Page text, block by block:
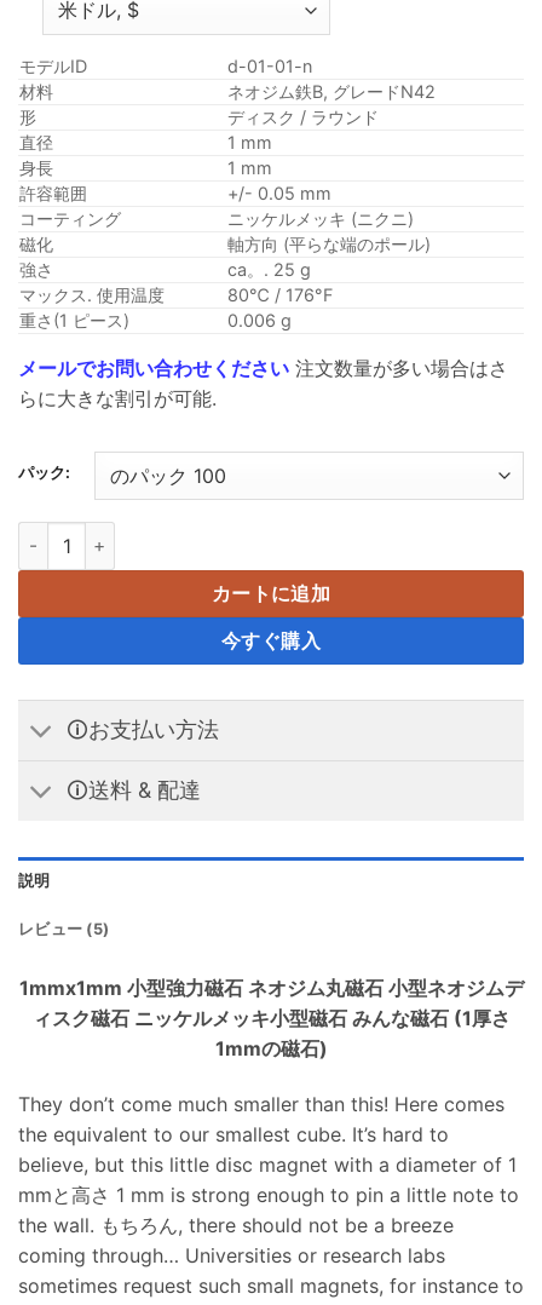
$3.79
を
通
し
て
$15.99
モデルID
d-01-01-n
材料
ネオジム鉄B, グレードN42
形
ディスク / ラウンド
直径
1 mm
身長
1 mm
許容範囲
+/- 0.05 mm
コーティング
ニッケルメッキ (ニクニ)
磁化
軸方向 (平らな端のポール)
強さ
ca。. 25 g
マックス. 使用温度
80℃ / 176°F
重さ(1 ピース)
0.006 g
メールでお問い合わせください 注文数量が多い場合はさ
らに大きな割引が可能.
パック:
1ミリメートル × 1 ミリメートルネオジムディスク磁石ミニ N42
カートに追加
今すぐ購入
🛈お支払い方法
🛈送料 & 配達
説明
レビュー (5)
1mmx1mm 小型強力磁石 ネオジム丸磁石 小型ネオジムデ
ィスク磁石 ニッケルメッキ小型磁石 みんな磁石 (1厚さ
1mmの磁石)
They don’t come much smaller than this! Here comes
the equivalent to our smallest cube. It’s hard to
believe, but this little disc magnet with a diameter of 1
mmと高さ 1 mm is strong enough to pin a little note to
the wall. もちろん, there should not be a breeze
coming through… Universities or research labs
sometimes request such small magnets, for instance to